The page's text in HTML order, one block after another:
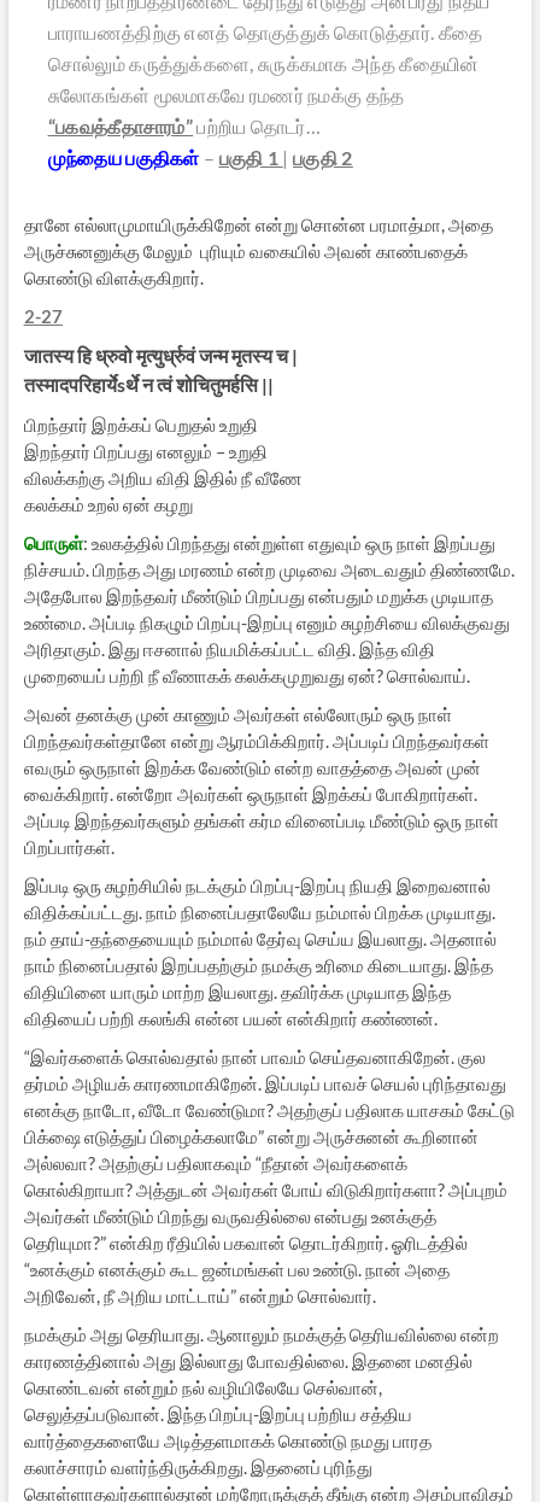
பாராயணத்திற்கு எனத் தொகுத்துக் கொடுத்தார். கீதை
சொல்லும் கருத்துக்களை, சுருக்கமாக அந்த கீதையின்
சுலோகங்கள் மூலமாகவே ரமணர் நமக்கு தந்த
“பகவத்கீதாசாரம்”பற்றிய தொடர்…
முந்தைய பகுதிகள் – பகுதி 1 |பகுதி 2
தானே எல்லாமுமாயிருக்கிறேன் என்று சொன்ன பரமாத்மா, அதை
அருச்சுனனுக்கு மேலும் புரியும் வகையில் அவன் காண்பதைக்
கொண்டு விளக்குகிறார்.
2-27
जातस्य हि ध्रुवो मृत्युर्ध्रुवं जन्म मृतस्य च |
तस्मादपरिहार्येsर्थे न त्वं शोचितुमर्हसि ||
பிறந்தார் இறக்கப் பெறுதல் உறுதி
இறந்தார் பிறப்பது எனலும் – உறுதி
விலக்கற்கு அறிய விதி இதில் நீ வீணே
கலக்கம் உறல் ஏன் கழறு
பொருள்: உலகத்தில் பிறந்தது என்றுள்ள எதுவும் ஒரு நாள் இறப்பது
நிச்சயம். பிறந்த அது மரணம் என்ற முடிவை அடைவதும் திண்ணமே.
அதேபோல இறந்தவர் மீண்டும் பிறப்பது என்பதும் மறுக்க முடியாத
உண்மை. அப்படி நிகழும் பிறப்பு-இறப்பு எனும் சுழற்சியை விலக்குவது
அரிதாகும். இது ஈசனால் நியமிக்கப்பட்ட விதி. இந்த விதி
முறையைப் பற்றி நீ வீணாகக் கலக்கமுறுவது ஏன்? சொல்வாய்.
அவன் தனக்கு முன் காணும் அவர்கள் எல்லோரும் ஒரு நாள்
பிறந்தவர்கள்தானே என்று ஆரம்பிக்கிறார். அப்படிப் பிறந்தவர்கள்
எவரும் ஒருநாள் இறக்க வேண்டும் என்ற வாதத்தை அவன் முன்
வைக்கிறார். என்றோ அவர்கள் ஒருநாள் இறக்கப் போகிறார்கள்.
அப்படி இறந்தவர்களும் தங்கள் கர்ம வினைப்படி மீண்டும் ஒரு நாள்
பிறப்பார்கள்.
இப்படி ஒரு சுழற்சியில் நடக்கும் பிறப்பு-இறப்பு நியதி இறைவனால்
விதிக்கப்பட்டது. நாம் நினைப்பதாலேயே நம்மால் பிறக்க முடியாது.
நம் தாய்-தந்தையையும் நம்மால் தேர்வு செய்ய இயலாது. அதனால்
நாம் நினைப்பதால் இறப்பதற்கும் நமக்கு உரிமை கிடையாது. இந்த
விதியினை யாரும் மாற்ற இயலாது. தவிர்க்க முடியாத இந்த
விதியைப் பற்றி கலங்கி என்ன பயன் என்கிறார் கண்ணன்.
“இவர்களைக் கொல்வதால் நான் பாவம் செய்தவனாகிறேன். குல
தர்மம் அழியக் காரணமாகிறேன். இப்படிப் பாவச் செயல் புரிந்தாவது
எனக்கு நாடோ, வீடோ வேண்டுமா? அதற்குப் பதிலாக யாசகம் கேட்டு
பிக்ஷை எடுத்துப் பிழைக்கலாமே” என்று அருச்சுனன் கூறினான்
அல்லவா? அதற்குப் பதிலாகவும் “நீதான் அவர்களைக்
கொல்கிறாயா? அத்துடன் அவர்கள் போய் விடுகிறார்களா? அப்புறம்
அவர்கள் மீண்டும் பிறந்து வருவதில்லை என்பது உனக்குத்
தெரியுமா?” என்கிற ரீதியில் பகவான் தொடர்கிறார். ஓரிடத்தில்
“உனக்கும் எனக்கும் கூட ஜன்மங்கள் பல உண்டு. நான் அதை
அறிவேன், நீ அறிய மாட்டாய்” என்றும் சொல்வார்.
நமக்கும் அது தெரியாது. ஆனாலும் நமக்குத் தெரியவில்லை என்ற
காரணத்தினால் அது இல்லாது போவதில்லை. இதனை மனதில்
கொண்டவன் என்றும் நல் வழியிலேயே செல்வான்,
செலுத்தப்படுவான். இந்த பிறப்பு-இறப்பு பற்றிய சத்திய
வார்த்தைகளையே அடித்தளமாகக் கொண்டு நமது பாரத
கலாச்சாரம் வளர்ந்திருக்கிறது. இதனைப் புரிந்து
கொள்ளாதவர்களால்தான் மற்றோருக்குத் தீங்கு என்ற அசம்பாவிதம்